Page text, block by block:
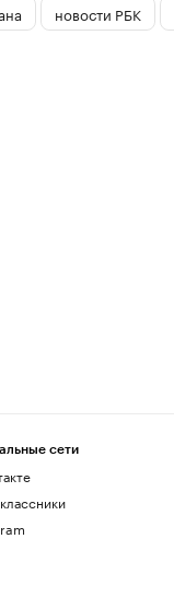
новости РБК
сети